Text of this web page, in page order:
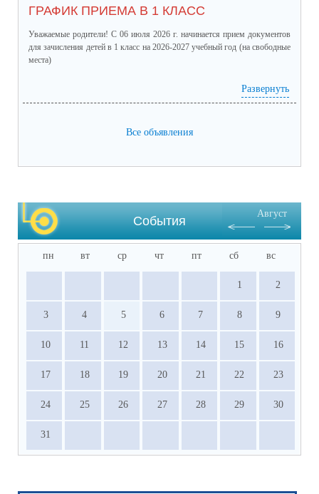
участии в индивидуальном отборе при
приеме обучающегося для получения
среднего общего образования для
профильного обучения. (подлинник)
·           Табель успеваемости обучающегося
за 9 класс, заверенный руководителем ОО
итоговые) (подлинник)
государственного экзамена (подлинник)
результативное участие в ВсОШ, НПК и
других олимпиадах, входящих в перечень
Министерства просвещения РФ.
ГРАФИК ПРИЕМА В 1 КЛАСС
Уважаемые родители! С 06 июля 2026 г. начинается прием документов
для зачисления детей в 1 класс на 2026-2027 учебный год (на свободные
места)
(посмотреть)Развернуть
Все объявления
События
Август
пн вт ср чт пт сб вс
1 2
3 4 5 6 7 8 9
10 11 12 13 14 15 16
17 18 19 20 21 22 23
24 25 26 27 28 29 30
31